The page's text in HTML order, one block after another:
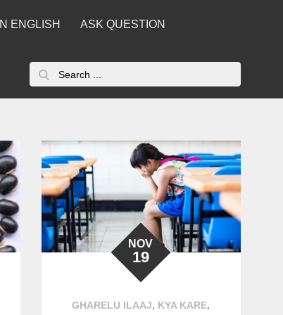
IN ENGLISH ASK QUESTION
Search
for:
NOV
19
GHARELU ILAAJ, KYA KARE,